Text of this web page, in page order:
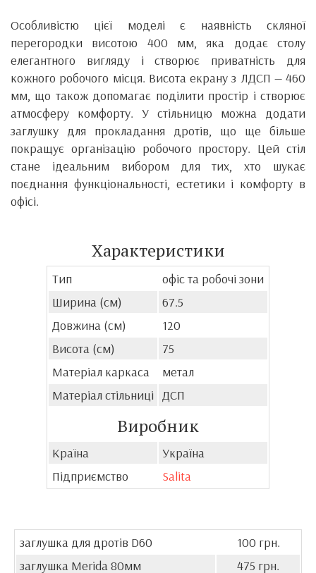
Особливістю цієї моделі є наявність скляної
перегородки висотою 400 мм, яка додає столу
елегантного вигляду і створює приватність для
кожного робочого місця. Висота екрану з ЛДСП — 460
мм, що також допомагає поділити простір і створює
атмосферу комфорту. У стільницю можна додати
заглушку для прокладання дротів, що ще більше
покращує організацію робочого простору. Цей стіл
стане ідеальним вибором для тих, хто шукає
поєднання функціональності, естетики і комфорту в
офісі.
Характеристики
Тип
офіс та робочі зони
Ширина (см)
67.5
Довжина (см)
120
Висота (см)
75
Матеріал каркаса
метал
Матеріал стільниці ДСП
Виробник
Країна
Україна
Підприємство
Salita
заглушка для дротів D60
100 грн.
заглушка Merida 80мм
475 грн.